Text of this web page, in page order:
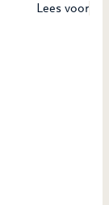
Lees voor